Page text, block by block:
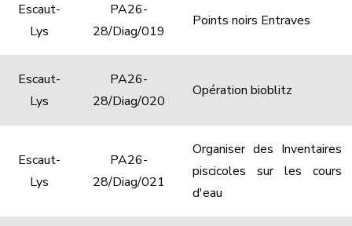
Escaut-
Lys
PA26-
28/Diag/019
Points noirs Entraves
Escaut-
Lys
PA26-
28/Diag/020
Opération bioblitz
Escaut-
Lys
PA26-
28/Diag/021
Organiser des Inventaires
piscicoles sur les cours
d'eau